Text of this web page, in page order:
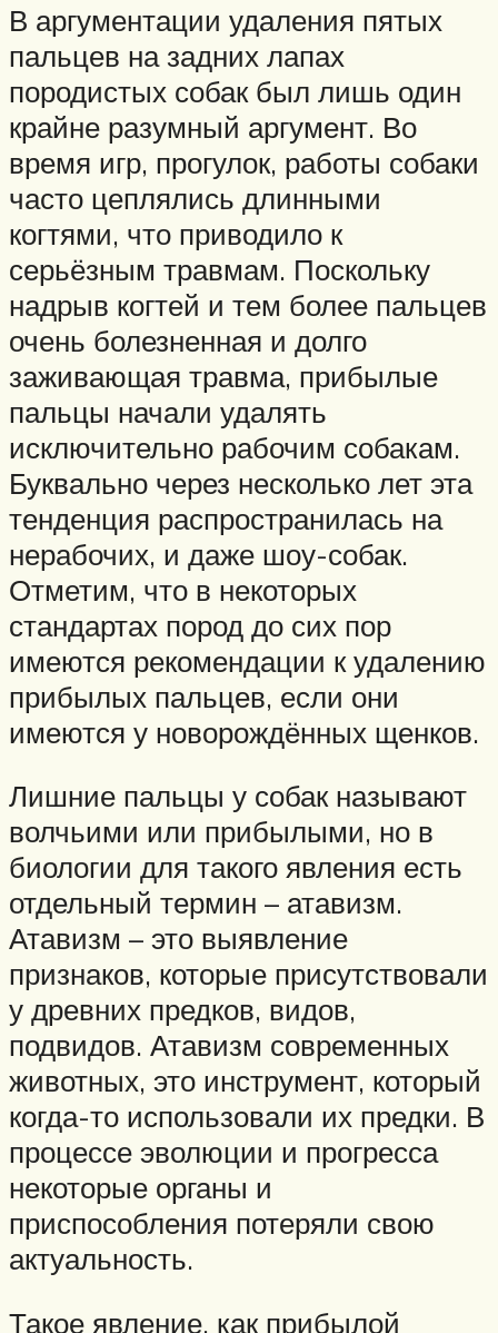
В аргументации удаления пятых
пальцев на задних лапах
породистых собак был лишь один
крайне разумный аргумент. Во
время игр, прогулок, работы собаки
часто цеплялись длинными
когтями, что приводило к
серьёзным травмам. Поскольку
надрыв когтей и тем более пальцев
очень болезненная и долго
заживающая травма, прибылые
пальцы начали удалять
исключительно рабочим собакам.
Буквально через несколько лет эта
тенденция распространилась на
нерабочих, и даже шоу-собак.
Отметим, что в некоторых
стандартах пород до сих пор
имеются рекомендации к удалению
прибылых пальцев, если они
имеются у новорождённых щенков.
Лишние пальцы у собак называют
волчьими или прибылыми, но в
биологии для такого явления есть
отдельный термин – атавизм.
Атавизм – это выявление
признаков, которые присутствовали
у древних предков, видов,
подвидов. Атавизм современных
животных, это инструмент, который
когда-то использовали их предки. В
процессе эволюции и прогресса
некоторые органы и
приспособления потеряли свою
актуальность.
Такое явление, как прибылой